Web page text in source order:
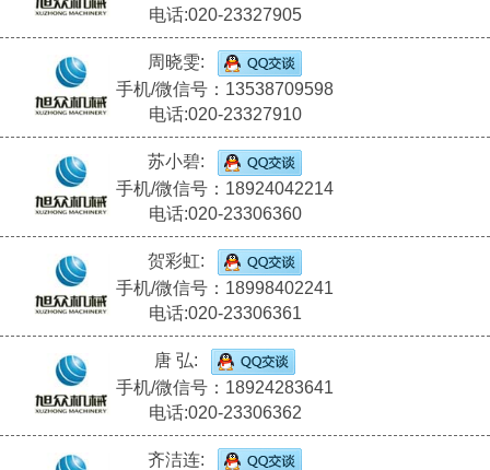
电话:020-23327905
周晓雯:
手机/微信号：13538709598
电话:020-23327910
苏小碧:
手机/微信号：18924042214
电话:020-23306360
贺彩虹:
手机/微信号：18998402241
电话:020-23306361
唐 弘:
手机/微信号：18924283641
电话:020-23306362
齐洁连: